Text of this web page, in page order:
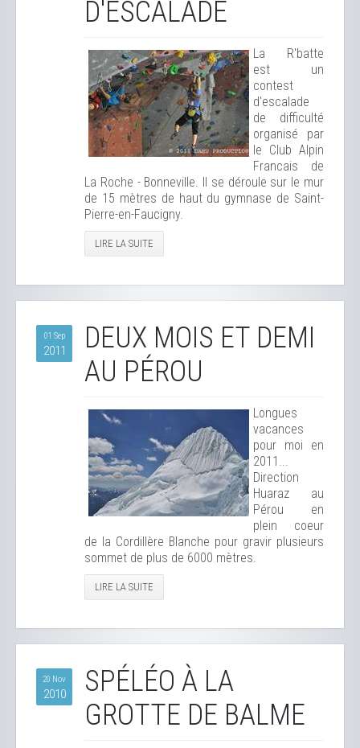
D'ESCALADE
La R'batte
est un
contest
d'escalade
de difficulté
organisé par
le Club Alpin
Francais de
La Roche - Bonneville. Il se déroule sur le mur
de 15 mètres de haut du gymnase de Saint-
Pierre-en-Faucigny.
LIRE LA SUITE
01 Sep
2011
DEUX MOIS ET DEMI
AU PÉROU
Longues
vacances
pour moi en
2011...
Direction
Huaraz au
Pérou en
plein coeur
de la Cordillère Blanche pour gravir plusieurs
sommet de plus de 6000 mètres.
LIRE LA SUITE
20 Nov
2010
SPÉLÉO À LA
GROTTE DE BALME